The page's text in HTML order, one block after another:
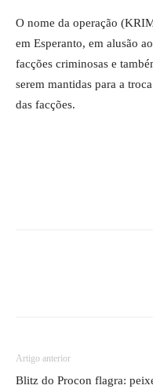
O nome da operação
em Esperanto, em alusão
facções criminosas e
serem mantidas para a
das facções.
Artigo anterior
Blitz do Procon flagra: